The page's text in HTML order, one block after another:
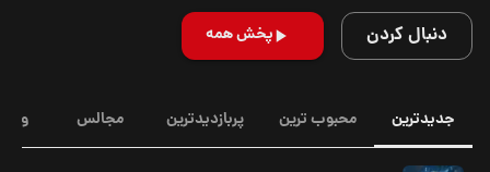
دنبال کردن پخش همه
جدیدترین محبوب ترین پربازدیدترین مجالس